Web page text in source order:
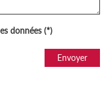
données (*)
Envoyer